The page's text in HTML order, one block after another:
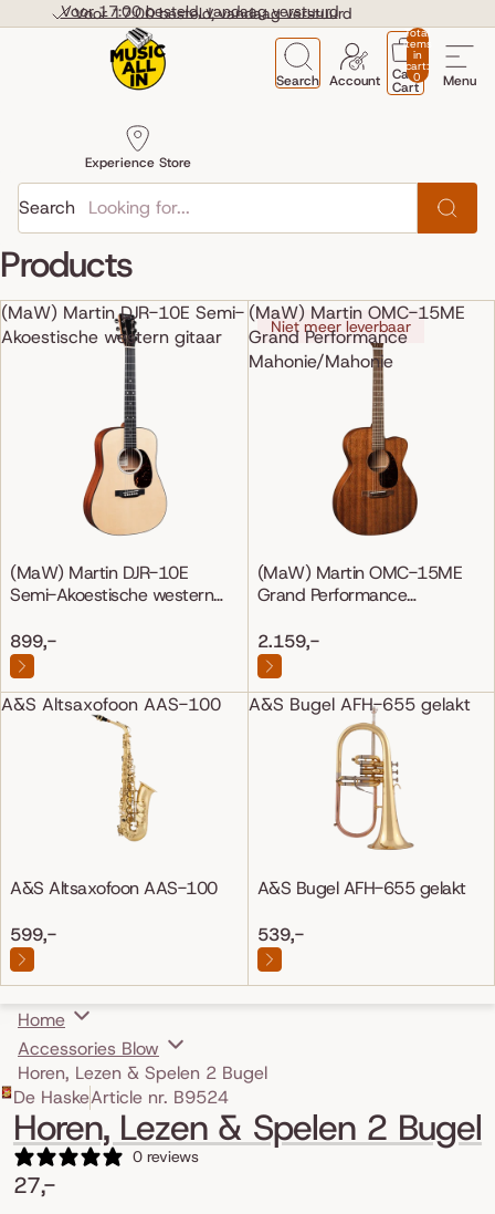
Voor 17:00 besteld, vandaag verstuurd
Voor 17:00 besteld, vandaag verstuurd
Menu
Search
Experience Store
Account
Total
items
in
cart:
0
Cart
Cart
Search
Products
(MaW) Martin DJR-10E Semi-
Akoestische western gitaar
(MaW) Martin DJR-10E
Semi-Akoestische western
899,-
(MaW) Martin OMC-15ME
Grand Performance
Mahonie/Mahonie
Niet meer leverbaar
(MaW) Martin OMC-15ME
Grand Performance
2.159,-
A&S Altsaxofoon AAS-100
A&S Altsaxofoon AAS-100
599,-
A&S Bugel AFH-655 gelakt
A&S Bugel AFH-655 gelakt
539,-
Home
Accessories Blow
Horen, Lezen & Spelen 2 Bugel
Skip to product information
De HaskeArticle nr. B9524
Horen, Lezen & Spelen 2 Bugel
0 reviews
27,-